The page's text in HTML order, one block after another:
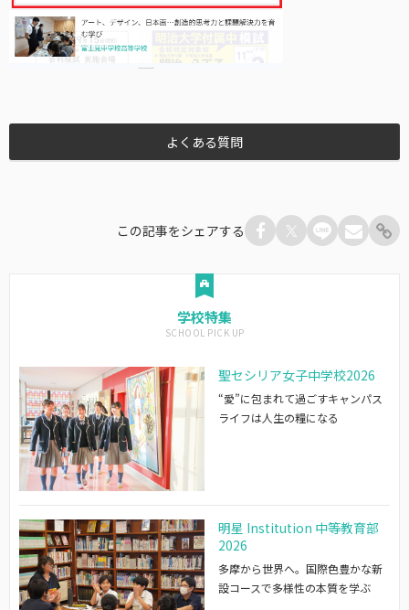
よくある質問
この記事をシェアする
学校特集
聖セシリア女子中学校2026
“愛”に包まれて過ごすキャンパス
ライフは人生の糧になる
明星 Institution 中等教育部
2026
多摩から世界へ。国際色豊かな新
設コースで多様性の本質を学ぶ